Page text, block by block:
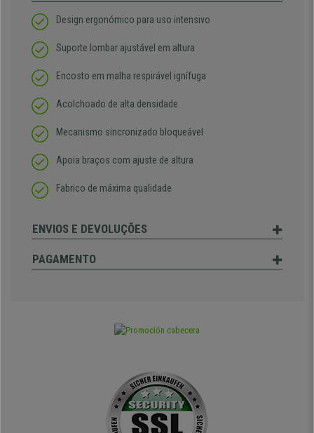
Design ergonómico para uso intensivo
Suporte lombar ajustável em altura
Encosto em malha respirável ignífuga
Acolchoado de alta densidade
Mecanismo sincronizado bloqueável
Apoia braços com ajuste de altura
Fabrico de máxima qualidade
ENVIOS E DEVOLUÇÕES
PAGAMENTO